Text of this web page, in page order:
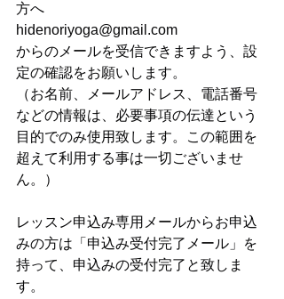
方へ
hidenoriyoga@gmail.com
からのメールを受信できますよう、設
定の確認をお願いします。
（お名前、メールアドレス、電話番号
などの情報は、必要事項の伝達という
目的でのみ使用致します。この範囲を
超えて利用する事は一切ございませ
ん。）
レッスン申込み専用メールからお申込
みの方は「申込み受付完了メール」を
持って、申込みの受付完了と致しま
す。